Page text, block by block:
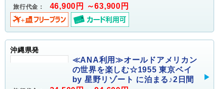
旅行代金： 46,900円 ～63,900円
沖縄県発
≪ANA利用≫オールドアメリカン
の世界を楽しむ☆1955 東京ベイ
by 星野リゾート に泊まる♪2日間